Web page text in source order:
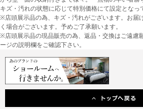
キズ・汚れの状態に応じて特別価格にて設定となっ
※店頭展示品の為、キズ・汚れがございます。お届
く場合がございます。予めご了承願います。
※店頭展示品の現品販売の為、返品・交換はご遠慮
ージの説明欄をご確認下さい。